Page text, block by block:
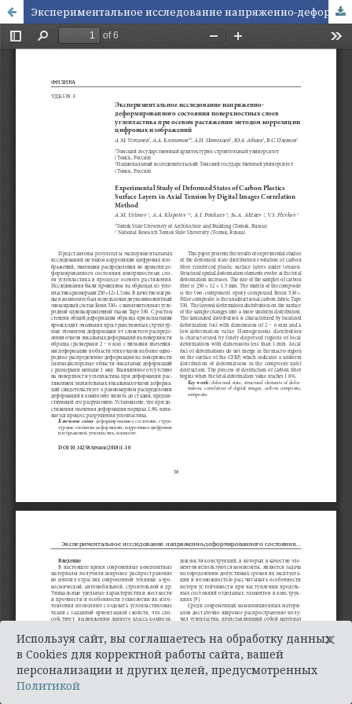
Экспериментальное исследование напряженно-деформированного состояния поверхностных слоев углепластика при осевом растяжении методом корреляции цифровых изображений
Используя сайт, вы соглашаетесь на обработку данных
в Cookies для корректной работы сайта, вашей
персонализации и других целей, предусмотренных
Политикой
×